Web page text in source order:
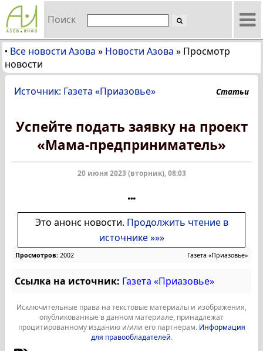
Поиск
• Все новости Азова » Новости Азова » Просмотр
новости
Источник: Газета «Приазовье» Статьи
Успейте подать заявку на проект
«Мама-предприниматель»
20 июня 2023 (вторник), 08:03
Это анонс новости. Продолжить чтение в
источнике »»»
Просмотров: 2002 Газета «Приазовье»
Ссылка на источник: Газета «Приазовье»
Исключительные права на текстовые материалы и изображения,
опубликованные в данном материале, принадлежат
процитированному изданию и/или его партнерам. Информация
для правообладателей.